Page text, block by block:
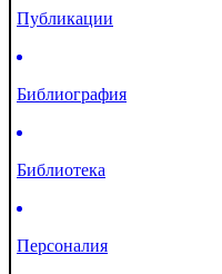
Публикации
Библиография
Библиотека
Персоналия